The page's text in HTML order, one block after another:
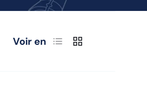
Voir en ListeGrille